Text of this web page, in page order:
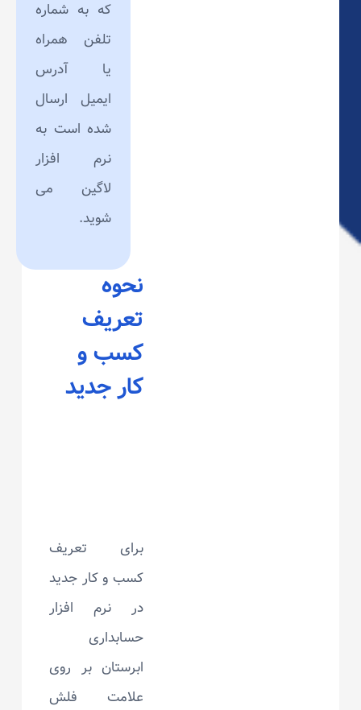
که به شماره
تلفن همراه
یا آدرس
ایمیل ارسال
شده است به
نرم افزار
لاگین می
شوید.
نحوه
تعریف
کسب و
کار جدید
برای تعریف
کسب و کار جدید
در نرم افزار
حسابداری
ابرستان بر روی
علامت فلش